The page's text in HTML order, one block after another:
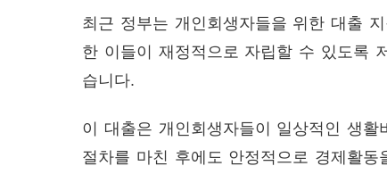
최근 정부는 개인회생자들을 위한 대출
한 이들이 재정적으로 자립할 수 있도록
습니다.
이 대출은 개인회생자들이 일상적인 생
절차를 마친 후에도 안정적으로 경제활